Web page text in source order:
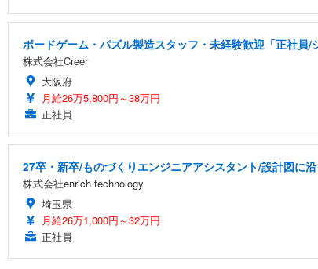
ボードゲーム・パズル製造スタッフ・未経験歓迎「正社員
株式会社Creer
大阪府
月給26万5,800円～38万円
正社員
27卒・新卒/ものづくりエンジニアアシスタント/設計図に
株式会社enrich technology
埼玉県
月給26万1,000円～32万円
正社員